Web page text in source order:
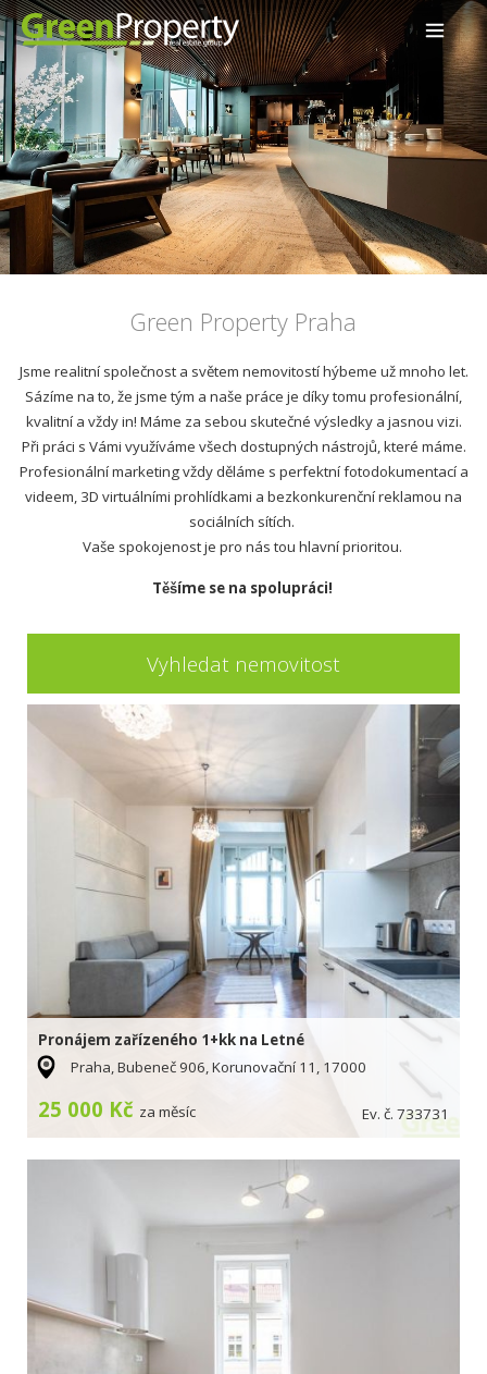
Green Property Praha
Jsme realitní společnost a světem nemovitostí hýbeme už mnoho let.
Sázíme na to, že jsme tým a naše práce je díky tomu profesionální,
kvalitní a vždy in! Máme za sebou skutečné výsledky a jasnou vizi.
Při práci s Vámi využíváme všech dostupných nástrojů, které máme.
Profesionální marketing vždy děláme s perfektní fotodokumentací a
videem, 3D virtuálními prohlídkami a bezkonkurenční reklamou na
sociálních sítích.
Vaše spokojenost je pro nás tou hlavní prioritou.
Těšíme se na spolupráci!
Vyhledat nemovitost
Pronájem zařízeného 1+kk na Letné
Praha, Bubeneč 906, Korunovační 11, 17000
25 000 Kč za měsíc Ev. č. 733731